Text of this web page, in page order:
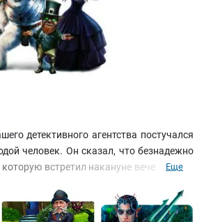
детективного агентства постучался
человек. Он сказал, что безнадежно
встретил накануне вечером, вот
к поискам прекрасной незнакомки -
туфелька.
Еще